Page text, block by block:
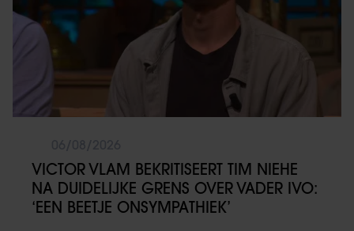
VICTOR VLAM BEKRITISEERT TIM NIEHE
NA DUIDELIJKE GRENS OVER VADER IVO:
‘EEN BEETJE ONSYMPATHIEK’